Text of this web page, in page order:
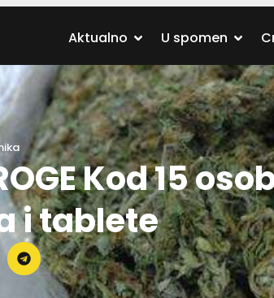
Aktualno U spomen
Kod 15
i tablete